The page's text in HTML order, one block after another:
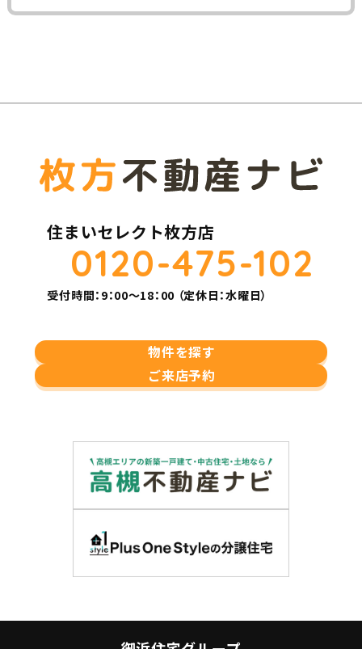
住まいセレクト枚方店
0120-475-102
受付時間：9：00～18：00 （定休日：水曜日）
物件を探す
ご来店予約